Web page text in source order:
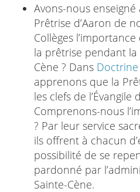
Avons-nous
Prêtrise d’Aaron de
Collèges
la prêtrise pendant
Cène ? Dans
apprenons que la
les clefs de l’Évangile
Comprenons-nous
? Par leur service
ils offrent à chacun
possibilité de se
pardonné par
Sainte-Cène.